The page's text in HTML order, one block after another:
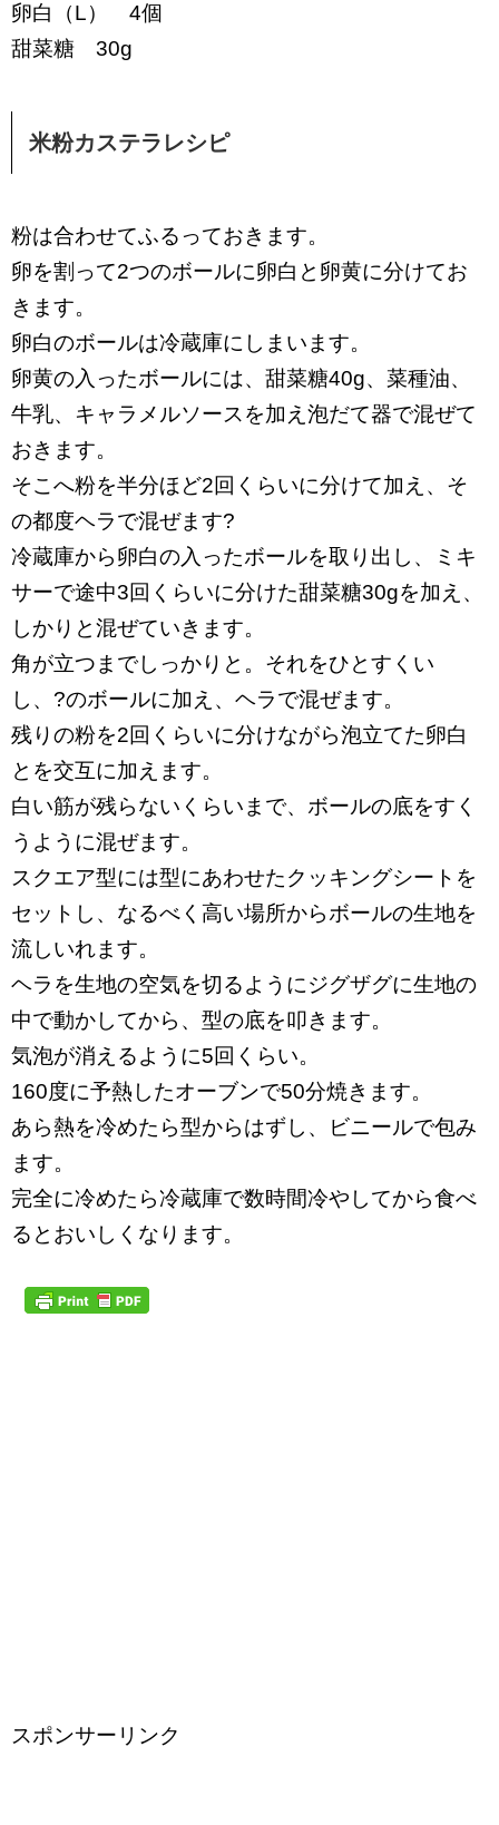
卵白（L） 4個
甜菜糖 30g
米粉カステラレシピ
粉は合わせてふるっておきます。
卵を割って2つのボールに卵白と卵黄に分けてお
きます。
卵白のボールは冷蔵庫にしまいます。
卵黄の入ったボールには、甜菜糖40g、菜種油、
牛乳、キャラメルソースを加え泡だて器で混ぜて
おきます。
そこへ粉を半分ほど2回くらいに分けて加え、そ
の都度ヘラで混ぜます?
冷蔵庫から卵白の入ったボールを取り出し、ミキ
サーで途中3回くらいに分けた甜菜糖30gを加え、
しかりと混ぜていきます。
角が立つまでしっかりと。それをひとすくい
し、?のボールに加え、ヘラで混ぜます。
残りの粉を2回くらいに分けながら泡立てた卵白
とを交互に加えます。
白い筋が残らないくらいまで、ボールの底をすく
うように混ぜます。
スクエア型には型にあわせたクッキングシートを
セットし、なるべく高い場所からボールの生地を
流しいれます。
ヘラを生地の空気を切るようにジグザグに生地の
中で動かしてから、型の底を叩きます。
気泡が消えるように5回くらい。
160度に予熱したオーブンで50分焼きます。
あら熱を冷めたら型からはずし、ビニールで包み
ます。
完全に冷めたら冷蔵庫で数時間冷やしてから食べ
るとおいしくなります。
スポンサーリンク